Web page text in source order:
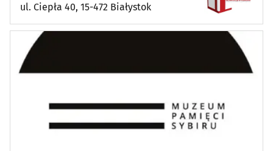
ul. Ciepła 40, 15-472 Białystok